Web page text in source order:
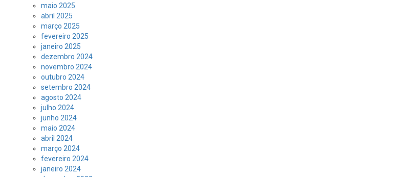
maio 2025
abril 2025
março 2025
fevereiro 2025
janeiro 2025
dezembro 2024
novembro 2024
outubro 2024
setembro 2024
agosto 2024
julho 2024
junho 2024
maio 2024
abril 2024
março 2024
fevereiro 2024
janeiro 2024